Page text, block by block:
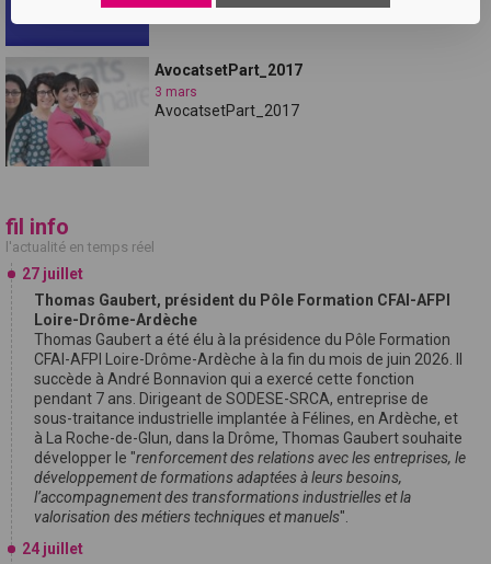
AvocatsetPart_2017
3 mars
AvocatsetPart_2017
fil info
l'actualité en temps réel
27 juillet
Thomas Gaubert, président du Pôle Formation CFAI-AFPI
Loire-Drôme-Ardèche
Thomas Gaubert a été élu à la présidence du Pôle Formation
CFAI-AFPI Loire-Drôme-Ardèche à la fin du mois de juin 2026. Il
succède à André Bonnavion qui a exercé cette fonction
pendant 7 ans. Dirigeant de SODESE-SRCA, entreprise de
sous-traitance industrielle implantée à Félines, en Ardèche, et
à La Roche-de-Glun, dans la Drôme, Thomas Gaubert souhaite
développer le "renforcement des relations avec les entreprises, le
développement de formations adaptées à leurs besoins,
l’accompagnement des transformations industrielles et la
valorisation des métiers techniques et manuels".
24 juillet